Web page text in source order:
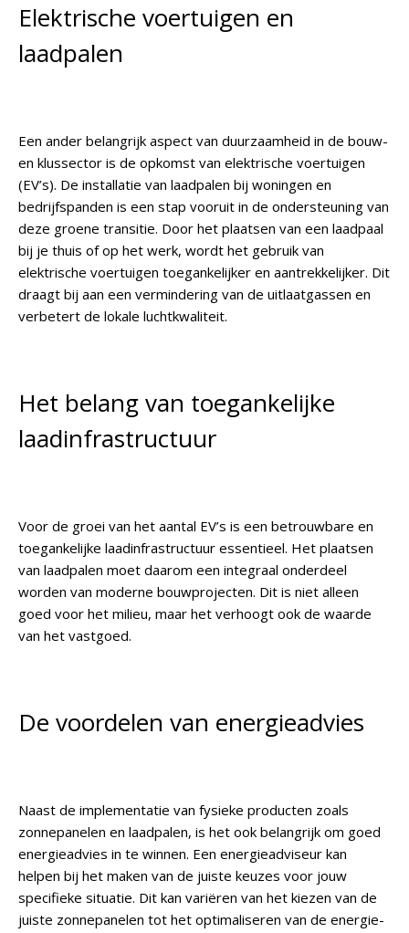
Elektrische voertuigen en
laadpalen
Een ander belangrijk aspect van duurzaamheid in de bouw-
en klussector is de opkomst van elektrische voertuigen
(EV’s). De installatie van laadpalen bij woningen en
bedrijfspanden is een stap vooruit in de ondersteuning van
deze groene transitie. Door het plaatsen van een laadpaal
bij je thuis of op het werk, wordt het gebruik van
elektrische voertuigen toegankelijker en aantrekkelijker. Dit
draagt bij aan een vermindering van de uitlaatgassen en
verbetert de lokale luchtkwaliteit.
Het belang van toegankelijke
laadinfrastructuur
Voor de groei van het aantal EV’s is een betrouwbare en
toegankelijke laadinfrastructuur essentieel. Het plaatsen
van laadpalen moet daarom een integraal onderdeel
worden van moderne bouwprojecten. Dit is niet alleen
goed voor het milieu, maar het verhoogt ook de waarde
van het vastgoed.
De voordelen van energieadvies
Naast de implementatie van fysieke producten zoals
zonnepanelen en laadpalen, is het ook belangrijk om goed
energieadvies in te winnen. Een energieadviseur kan
helpen bij het maken van de juiste keuzes voor jouw
specifieke situatie. Dit kan variëren van het kiezen van de
juiste zonnepanelen tot het optimaliseren van de energie-